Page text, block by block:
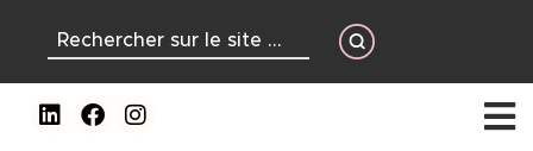
principal